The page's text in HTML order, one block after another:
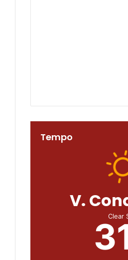
Tempo
V.
Clear